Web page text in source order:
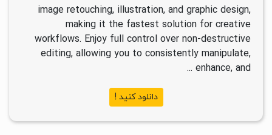
image retouching, illustration, and graphic design,
making it the fastest solution for creative
workflows. Enjoy full control over non-destructive
editing, allowing you to consistently manipulate,
enhance, and ...
دانلود کنید !